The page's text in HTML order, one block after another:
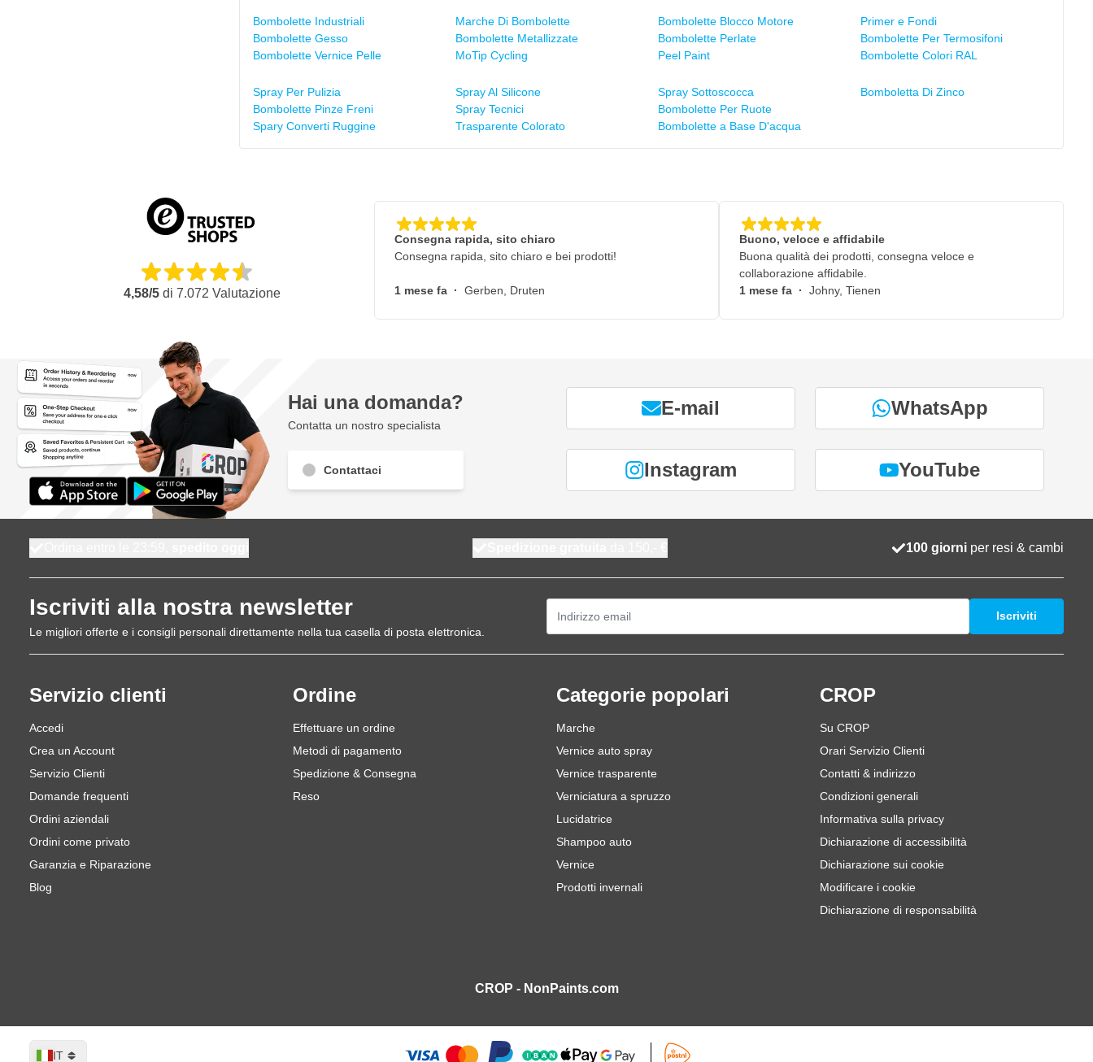
Bombolette Industriali
Bombolette Gesso
Bombolette Vernice Pelle
Marche Di Bombolette
Bombolette Metallizzate
MoTip Cycling
Bombolette Blocco Motore
Bombolette Perlate
Peel Paint
Primer e Fondi
Bombolette Per Termosifoni
Bombolette Colori RAL
Spray Per Pulizia
Bombolette Pinze Freni
Spary Converti Ruggine
Spray Al Silicone
Spray Tecnici
Trasparente Colorato
Spray Sottoscocca
Bombolette Per Ruote
Bombolette a Base D'acqua
Bomboletta Di Zinco
4,58/5di 7.072 Valutazione
Consegna rapida, sito chiaro
Consegna rapida, sito chiaro e bei prodotti!
1 mese fa · Gerben, Druten
Buono, veloce e affidabile
Buona qualità dei prodotti, consegna veloce e
collaborazione affidabile.
1 mese fa · Johny, Tienen
Hai una domanda?
Contatta un nostro specialista
Contattaci
E-mail WhatsApp
Instagram YouTube
100 giorni per resi & cambi
Iscriviti alla nostra newsletter
Le migliori offerte e i consigli personali direttamente nella tua casella di posta elettronica.
Iscriviti
Servizio clienti
Accedi
Crea un Account
Servizio Clienti
Domande frequenti
Ordini aziendali
Ordini come privato
Garanzia e Riparazione
Blog
Ordine
Effettuare un ordine
Metodi di pagamento
Spedizione & Consegna
Reso
Categorie popolari
Marche
Vernice auto spray
Vernice trasparente
Verniciatura a spruzzo
Lucidatrice
Shampoo auto
Vernice
Prodotti invernali
CROP
Su CROP
Orari Servizio Clienti
Contatti & indirizzo
Condizioni generali
Informativa sulla privacy
Dichiarazione di accessibilità
Dichiarazione sui cookie
Modificare i cookie
Dichiarazione di responsabilità
CROP - NonPaints.com
Lingua
IT